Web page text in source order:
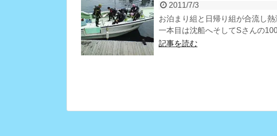
2011/7/3
お泊まり組と日帰り組が合流し
一本目は沈船へそしてSさんの
記事を読む